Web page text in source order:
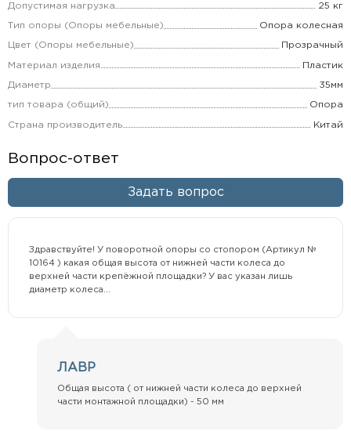
Допустимая нагрузка 25 кг
Тип опоры (Опоры мебельные) Опора колесная
Цвет (Опоры мебельные) Прозрачный
Материал изделия Пластик
Диаметр 35мм
тип товара (общий) Опора
Страна производитель Китай
Вопрос-ответ
Задать вопрос
Здравствуйте! У поворотной опоры со стопором (Артикул №
10164 ) какая общая высота от нижней части колеса до
верхней части крепёжной площадки? У вас указан лишь
диаметр колеса...
ЛАВР
Общая высота ( от нижней части колеса до верхней
части монтажной площадки) - 50 мм